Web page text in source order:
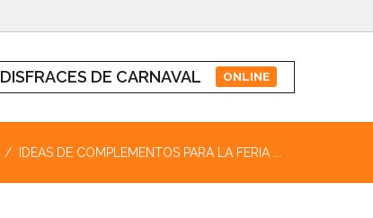
DISFRACES DE CARNAVAL ONLINE
IDEAS DE COMPLEMENTOS PARA LA FERIA ...